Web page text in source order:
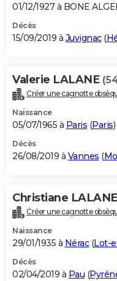
01/12/1927 à BONE
Décès
15/09/2019 à Juvignac(
Valerie LALANE
Créer une cagnotte
Naissance
05/07/1965 à Paris (Paris)
Décès
26/08/2019 à Vannes (
Christiane LALANE
Créer une cagnotte
Naissance
29/01/1935 à Nérac(Lot-
Décès
02/04/2019 à Pau (